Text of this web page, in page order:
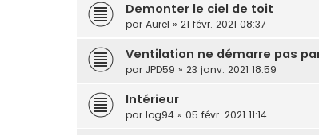
Demonter le ciel de toit
par Aurel » 21 févr. 2021 08:37
Ventilation ne démarre pas
par JPD59 » 23 janv. 2021 18:59
Intérieur
par log94 » 05 févr. 2021 11:14